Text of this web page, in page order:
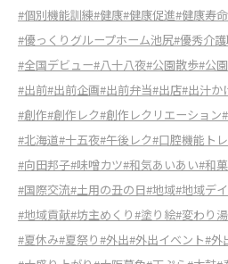
#個別機能訓練#健康#健康促進#健康寿
#優っくりグループホーム池尻#優秀介
#全国デビュー#八十八夜#公園散歩#公
#出前#出前企画#出前弁当#出店#出汁か
#創作#創作レク#創作レクリエーション
#北海道#十五夜#午後レク#口腔機能ト
#向田邦子#味噌カツ#和気あいあい#和
#国際交流#土用の丑の日#地域#地域デイ
#地域貢献#坊主めくり#塗り絵#変わり湯
#夏休み#夏祭り#外出#外出イベント#外